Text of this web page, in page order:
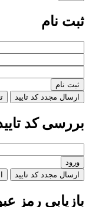
ثبت نام
ثبت نام
ارسال مجدد کد تایید
بررسی کد
ورود
ارسال مجدد کد تایید
بازیابی رمز